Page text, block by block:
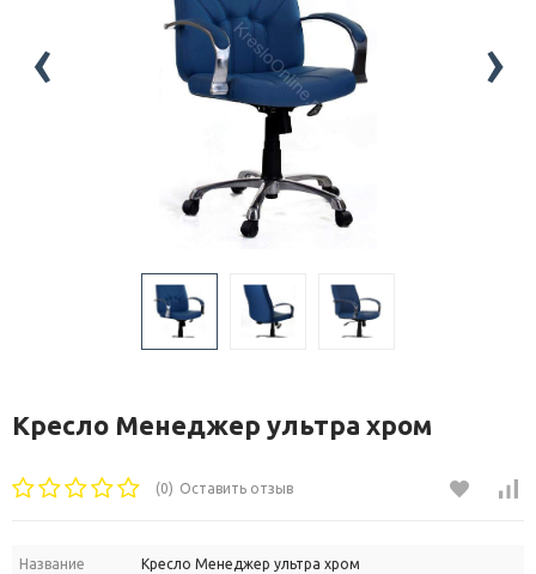
‹ ›
Кресло Менеджер ультра хром
(0) Оставить отзыв
Название
Кресло Менеджер ультра хром